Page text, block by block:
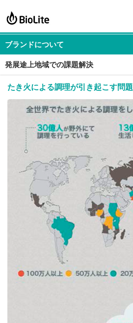
ブランドについて
発展途上地域での課題解決
たき火による調理が引き起こす問題